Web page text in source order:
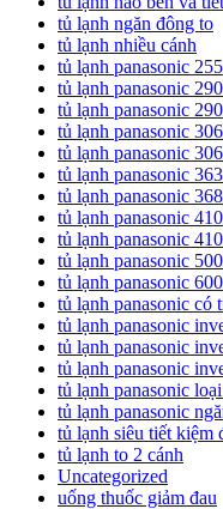
tủ lạnh ngăn đông to
tủ lạnh nhiều cánh
tủ lạnh panasonic 255
tủ lạnh panasonic
tủ lạnh panasonic
tủ lạnh panasonic
tủ lạnh panasonic
tủ lạnh panasonic
tủ lạnh panasonic
tủ lạnh panasonic 410
tủ lạnh panasonic
tủ lạnh panasonic
tủ lạnh panasonic
tủ lạnh panasonic có
tủ lạnh panasonic
tủ lạnh panasonic
tủ lạnh panasonic
tủ lạnh panasonic
tủ lạnh panasonic
tủ lạnh siêu tiết kiệm
tủ lạnh to 2 cánh
Uncategorized
uống thuốc giảm đau